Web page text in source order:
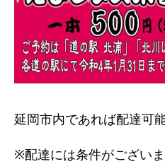
延岡市内であれば配達可
※配達には条件がござい